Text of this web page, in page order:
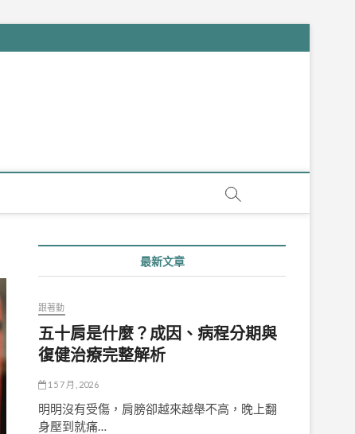
最新文章
跟著動
五十肩是什麼？成因、病程分期與
復健治療完整解析
15 7 月, 2026
明明沒有受傷，肩膀卻越來越舉不高，晚上翻
身壓到就痛…